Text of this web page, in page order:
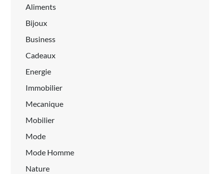
Aliments
Bijoux
Business
Cadeaux
Energie
Immobilier
Mecanique
Mobilier
Mode
Mode Homme
Nature